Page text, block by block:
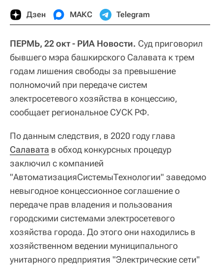
Дзен МАКС Telegram
ПЕРМЬ, 22 окт - РИА Новости. Суд приговорил
бывшего мэра башкирского Салавата к трем
годам лишения свободы за превышение
полномочий при передаче систем
электросетевого хозяйства в концессию,
сообщает региональное СУСК РФ.
По данным следствия, в 2020 году глава
Салавата в обход конкурсных процедур
заключил с компанией
"АвтоматизацияСистемыТехнологии" заведомо
невыгодное концессионное соглашение о
передаче прав владения и пользования
городскими системами электросетевого
хозяйства города. До этого они находились в
хозяйственном ведении муниципального
унитарного предприятия "Электрические сети"